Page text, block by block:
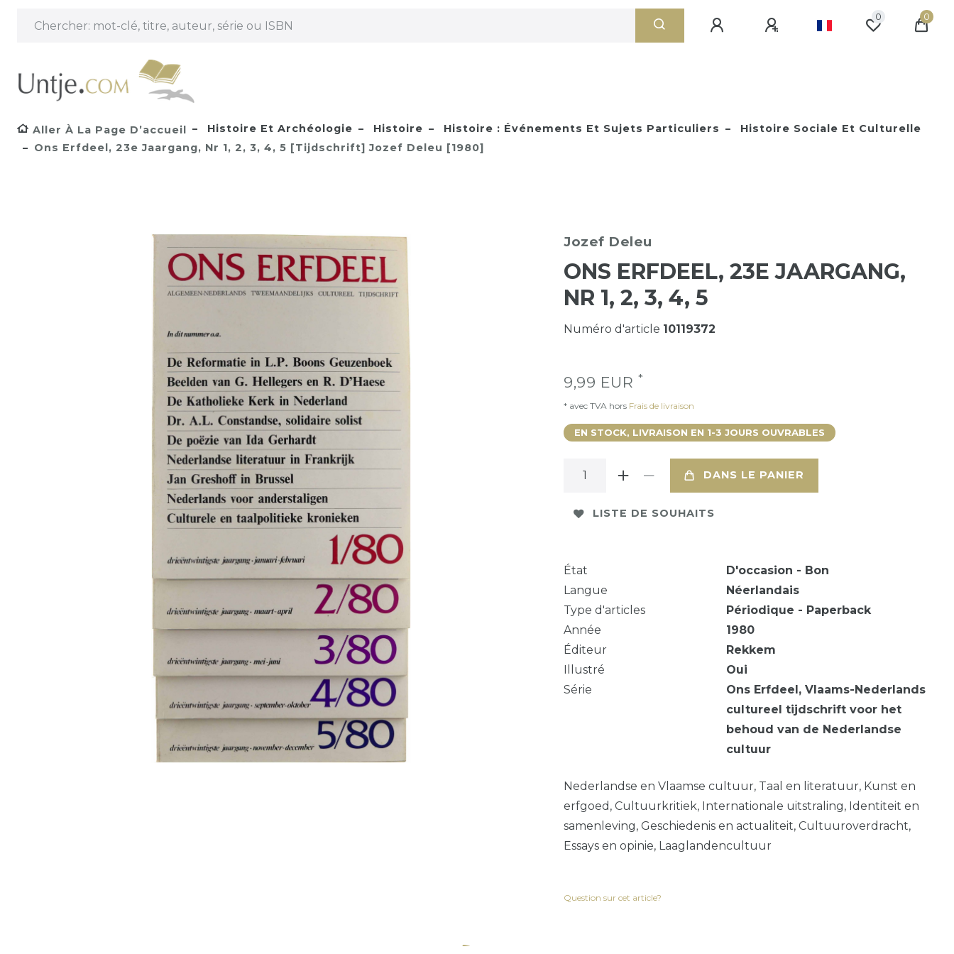
0 0
Aller À La Page D’accueil Histoire Et Archéologie Histoire Histoire : Événements Et Sujets Particuliers
Histoire Sociale Et Culturelle
Ons Erfdeel, 23e Jaargang, Nr 1, 2, 3, 4, 5 [Tijdschrift] Jozef Deleu [1980]
Jozef Deleu
ONS ERFDEEL, 23E JAARGANG,
NR 1, 2, 3, 4, 5
Numéro d'article 10119372
9,99 EUR *
* avec TVA hors Frais de livraison
EN STOCK, LIVRAISON EN 1-3 JOURS OUVRABLES
DANS LE PANIER
LISTE DE SOUHAITS
État
D'occasion - Bon
Langue
Néerlandais
Type d'articles
Périodique - Paperback
Année
1980
Éditeur
Rekkem
Illustré
Oui
Série
Ons Erfdeel, Vlaams-Nederlands
cultureel tijdschrift voor het
behoud van de Nederlandse
cultuur
Nederlandse en Vlaamse cultuur, Taal en literatuur, Kunst en
erfgoed, Cultuurkritiek, Internationale uitstraling, Identiteit en
samenleving, Geschiedenis en actualiteit, Cultuuroverdracht,
Essays en opinie, Laaglandencultuur
Question sur cet article?